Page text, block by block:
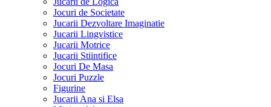
Jocuri de Societate
Jucarii Dezvoltare Imaginatie
Jucarii Lingvistice
Jucarii Motrice
Jucarii Stiintifice
Jocuri De Masa
Jocuri Puzzle
Figurine
Jucarii Ana si Elsa